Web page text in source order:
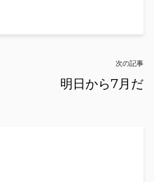
次の記事
明日から7月だ